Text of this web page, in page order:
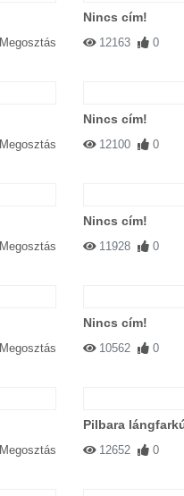
Megosztás
Nincs cím!
12163 0
Megosztás
Nincs cím!
12100 0
Megosztás
Nincs cím!
11928 0
Megosztás
Nincs cím!
10562 0
Megosztás
Pilbara
12652 0